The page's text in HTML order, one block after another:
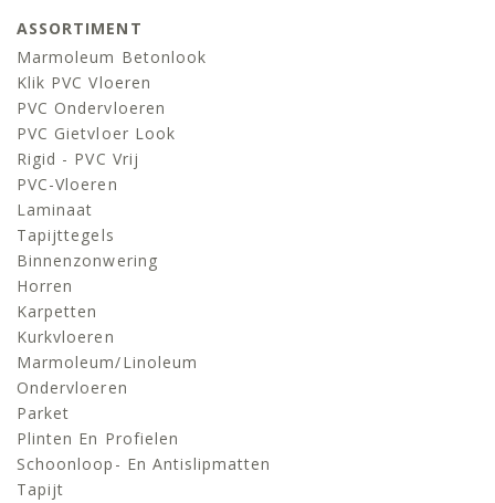
ASSORTIMENT
Marmoleum Betonlook
Klik PVC Vloeren
PVC Ondervloeren
PVC Gietvloer Look
Rigid - PVC Vrij
PVC-Vloeren
Laminaat
Tapijttegels
Binnenzonwering
Horren
Karpetten
Kurkvloeren
Marmoleum/linoleum
Ondervloeren
Parket
Plinten En Profielen
Schoonloop- En Antislipmatten
Tapijt